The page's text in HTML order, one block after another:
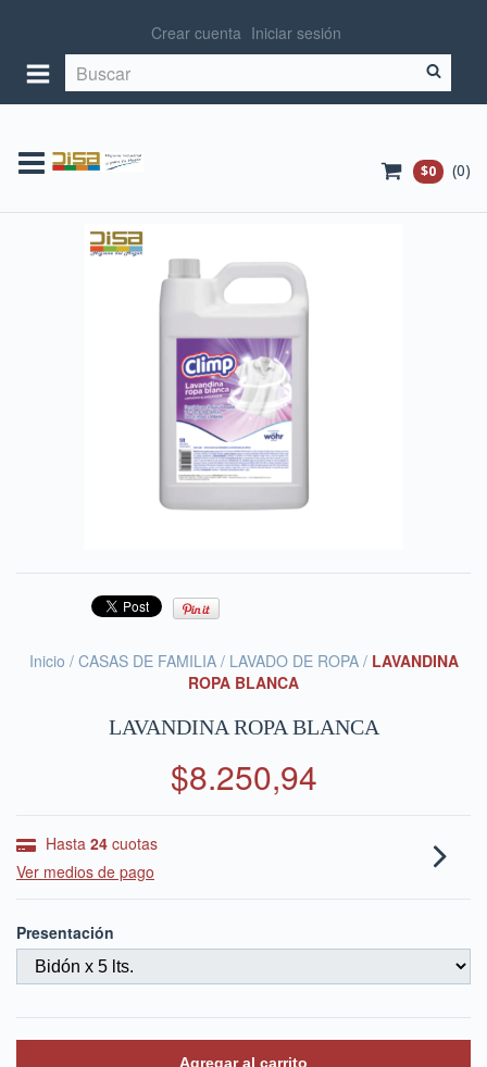
Crear cuenta Iniciar sesión
(0)
$0
Inicio / CASAS DE FAMILIA / LAVADO DE ROPA / LAVANDINA
ROPA BLANCA
LAVANDINA ROPA BLANCA
$8.250,94
Hasta 24 cuotas
Ver medios de pago
Presentación